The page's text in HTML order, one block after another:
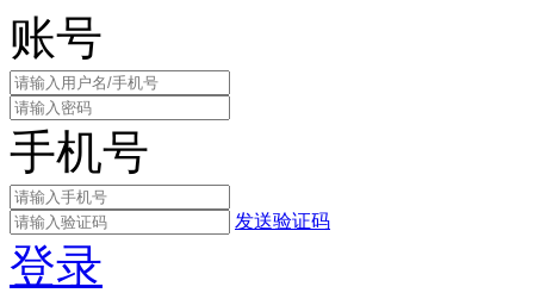
账号
手机号
发送验证码
登录